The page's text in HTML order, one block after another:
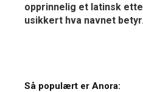
opprinnelig et latinsk
usikkert hva navnet betyr.
Så populært er Anora: